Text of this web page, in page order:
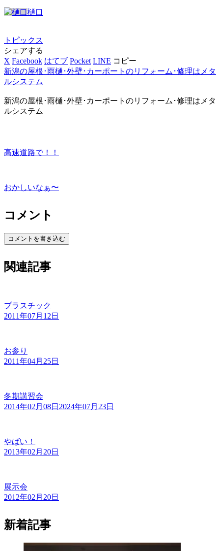
樋口
トピックス
シェアする
X Facebook はてブ Pocket LINE コピー
新潟の屋根･雨樋･外壁･カーポートのリフォーム･修理はメタ
ルシステム
新潟の屋根･雨樋･外壁･カーポートのリフォーム･修理はメタ
ルシステム
高速道路で！！
おかしいなぁ〜
コメント
コメントを書き込む
関連記事
プラスチック
2011年07月12日
お参り
2011年04月25日
冬期講習会
2014年02月08日 2024年07月23日
やばい！
2013年02月20日
展示会
2012年02月20日
新着記事